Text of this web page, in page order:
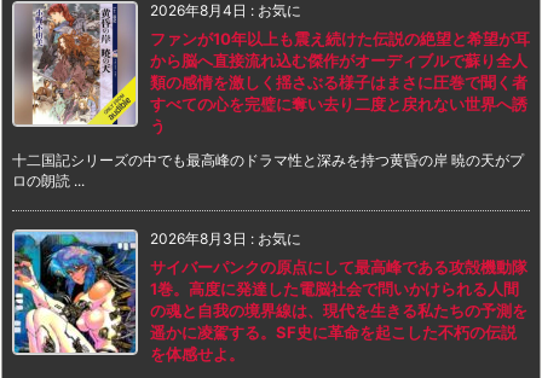
2026年8月4日 : お気に
ファンが10年以上も震え続けた伝説の絶望と希望が耳
から脳へ直接流れ込む傑作がオーディブルで蘇り全人
類の感情を激しく揺さぶる様子はまさに圧巻で聞く者
すべての心を完璧に奪い去り二度と戻れない世界へ誘
う
十二国記シリーズの中でも最高峰のドラマ性と深みを持つ黄昏の岸 暁の天がプ
ロの朗読 ...
2026年8月3日 : お気に
サイバーパンクの原点にして最高峰である攻殻機動隊
1巻。高度に発達した電脳社会で問いかけられる人間
の魂と自我の境界線は、現代を生きる私たちの予測を
遥かに凌駕する。SF史に革命を起こした不朽の伝説
を体感せよ。